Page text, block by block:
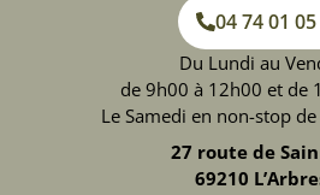
04 74 01
Du Lundi au
de 9h00 à 12h00 et de
Le Samedi en non-stop
27 route de
69210